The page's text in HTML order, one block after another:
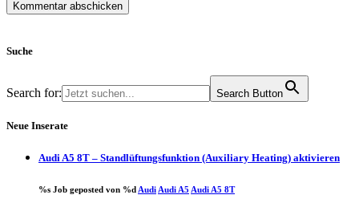
Suche
Search for: Search Button
Neue Inserate
Audi A5 8T – Standlüftungsfunktion (Auxiliary Heating) aktivieren
%s Job geposted von %d Audi Audi A5 Audi A5 8T